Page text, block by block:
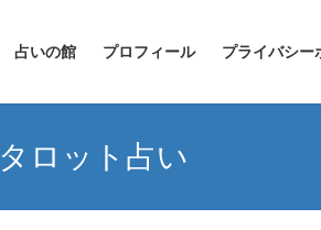
占いの館 プロフィール プライバシー
タロット占い